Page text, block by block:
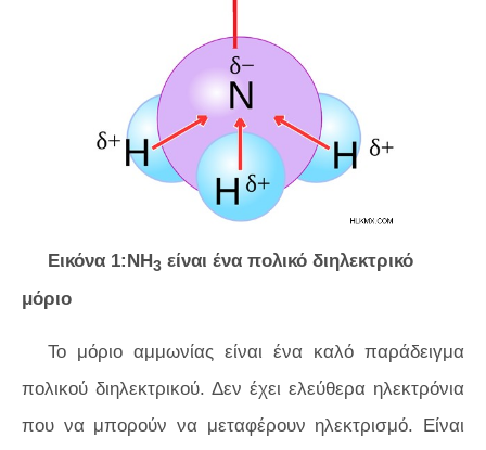
Εικόνα 1:NH3 είναι ένα πολικό διηλεκτρικό
μόριο
Το μόριο αμμωνίας είναι ένα καλό παράδειγμα
πολικού διηλεκτρικού. Δεν έχει ελεύθερα ηλεκτρόνια
που να μπορούν να μεταφέρουν ηλεκτρισμό. Είναι